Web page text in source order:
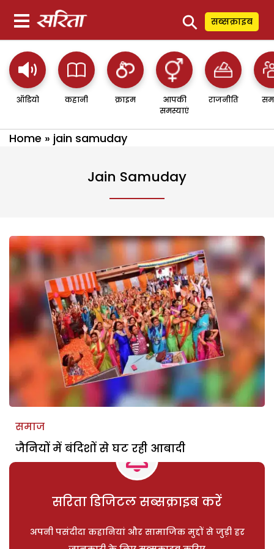
⚲ सब्सक्राइब
ऑडियो कहानी क्राइम
आपकी
समस्याएं
राजनीति
Home » jain samuday
Jain Samuday
समाज
जैनियों में बंदिशों से घट रही आबादी
सरिता डिजिटल सब्सक्राइब करें
अपनी पसंदीदा कहानियां और सामाजिक मुद्दों से जुड़ी हर